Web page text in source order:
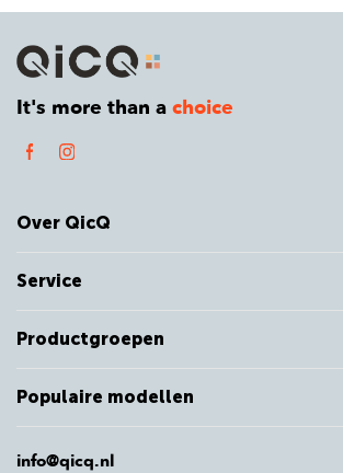
It's more than a choice
Over QicQ
Service
Productgroepen
Populaire modellen
info@qicq.nl